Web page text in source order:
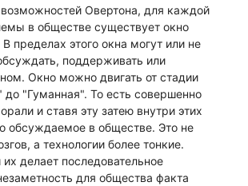
Овертона, для каждой
в обществе существует окно
пределах этого окна могут или не
поддерживать или
Окно можно двигать от стадии
"Гуманная". То есть совершенно
и ставя эту затею внутри этих
обсуждаемое в обществе. Это не
а технологии более тонкие.
делает последовательное
для общества факта